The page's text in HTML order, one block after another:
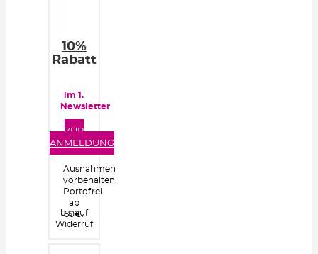
10%
Rabatt
im 1.
Newsletter
ZUR
ANMELDUNG
Ausnahmen
vorbehalten.
Portofrei
ab
60€.
bis auf
Widerruf